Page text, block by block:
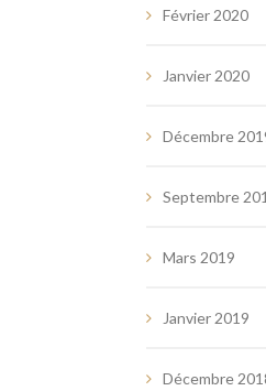
Février 2020
Janvier 2020
Décembre
Septembre
Mars 2019
Janvier 2019
Décembre